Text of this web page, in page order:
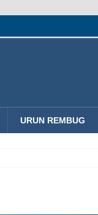
URUN REMBUG